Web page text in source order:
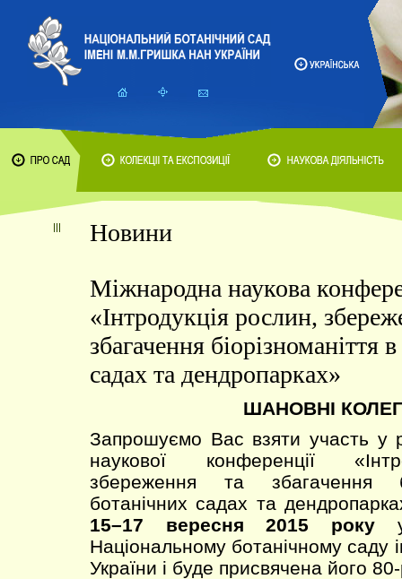
Новини
Міжнародна наукова
«Інтродукція рослин,
збагачення біорізноманіття
садах та дендропарках»
ШАНОВНІ
Запрошуємо Вас взяти участь у
наукової конференції
збереження та збагачення
ботанічних садах та
15–17 вересня 2015 року
Національному ботанічному
України і буде присвячена його